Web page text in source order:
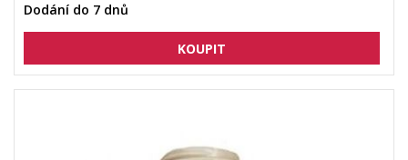
Dodání do 7 dnů